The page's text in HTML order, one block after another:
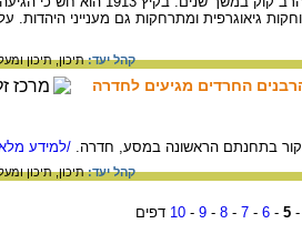
גיאוגרפית ומתרחקות גם מענייני היהדות.
קהל יעד:תיכון,תיכון
החרדים מגיעים לחדרה
בתחנתם הראשונה במסע, חדרה. /למידע
קהל יעד:תיכון,תיכון
5
-
6
-
7
-
8
-
9
-
10 דפים